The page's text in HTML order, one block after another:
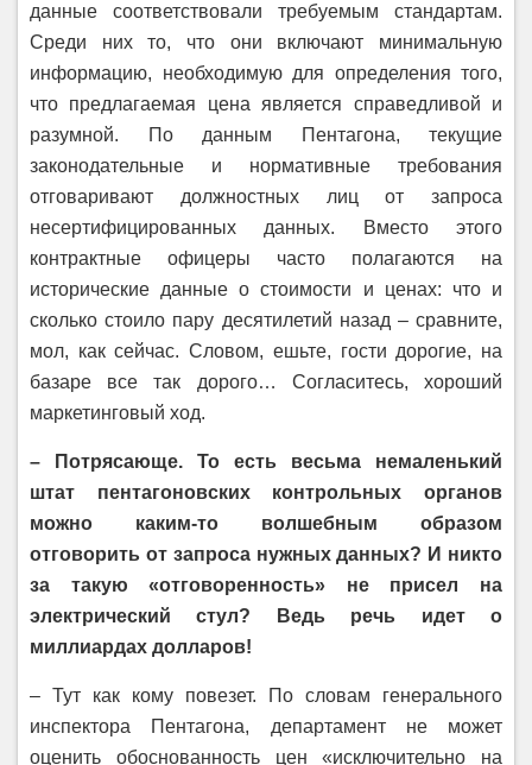
данные соответствовали требуемым стандартам.
Среди них то, что они включают минимальную
информацию, необходимую для определения того,
что предлагаемая цена является справедливой и
разумной. По данным Пентагона, текущие
законодательные и нормативные требования
отговаривают должностных лиц от запроса
несертифицированных данных. Вместо этого
контрактные офицеры часто полагаются на
исторические данные о стоимости и ценах: что и
сколько стоило пару десятилетий назад – сравните,
мол, как сейчас. Словом, ешьте, гости дорогие, на
базаре все так дорого… Согласитесь, хороший
маркетинговый ход.
– Потрясающе. То есть весьма немаленький
штат пентагоновских контрольных органов
можно каким-то волшебным образом
отговорить от запроса нужных данных? И никто
за такую «отговоренность» не присел на
электрический стул? Ведь речь идет о
миллиардах долларов!
– Тут как кому повезет. По словам генерального
инспектора Пентагона, департамент не может
оценить обоснованность цен «исключительно на